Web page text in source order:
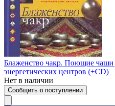
Блаженство чакр. Поющие чаши
энергетических центров (+CD)
Нет в наличии
Сообщить о поступлении